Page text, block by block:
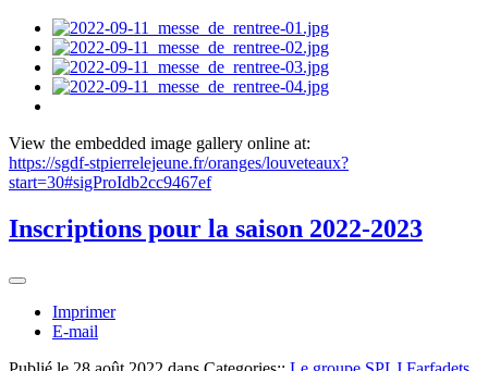
View the embedded image gallery online at:
https://sgdf-stpierrelejeune.fr/oranges/louveteaux?
start=30#sigProIdb2cc9467ef
Inscriptions pour la saison 2022-2023
Imprimer
E-mail